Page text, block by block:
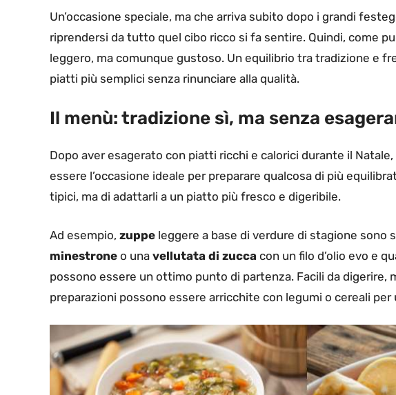
Un’occasione speciale, ma che arriva subito dopo i grandi
riprendersi da tutto quel cibo ricco si fa sentire. Quindi, come
leggero, ma comunque gustoso. Un equilibrio tra tradizione e
piatti più semplici senza rinunciare alla qualità.
Il menù: tradizione sì, ma senza
Dopo aver esagerato con piatti ricchi e calorici durante il Natale,
essere l’occasione ideale per preparare qualcosa di più
tipici, ma di adattarli a un piatto più fresco e digeribile.
Ad esempio, zuppe leggere a base di verdure di stagione sono
minestrone o una vellutata di zucca con un filo d’olio evo e
possono essere un ottimo punto di partenza. Facili da digerire,
preparazioni possono essere arricchite con legumi o cereali